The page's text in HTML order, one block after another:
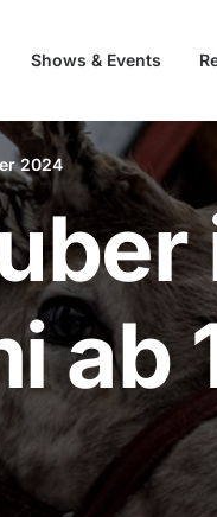
Shows & Events
2024
ab